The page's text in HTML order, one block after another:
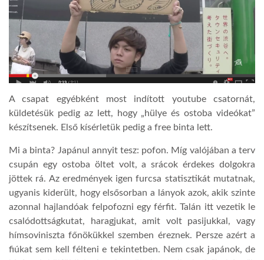
A csapat egyébként most indított youtube csatornát,
küldetésük pedig az lett, hogy „hülye és ostoba videókat”
készítsenek. Első kísérletük pedig a free binta lett.
Mi a binta? Japánul annyit tesz: pofon. Míg valójában a terv
csupán egy ostoba öltet volt, a srácok érdekes dolgokra
jöttek rá. Az eredmények igen furcsa statisztikát mutatnak,
ugyanis kiderült, hogy elsősorban a lányok azok, akik szinte
azonnal hajlandóak felpofozni egy férfit. Talán itt vezetik le
csalódottságkutat, haragjukat, amit volt pasijukkal, vagy
hímsoviniszta főnökükkel szemben éreznek. Persze azért a
fiúkat sem kell félteni e tekintetben. Nem csak japánok, de